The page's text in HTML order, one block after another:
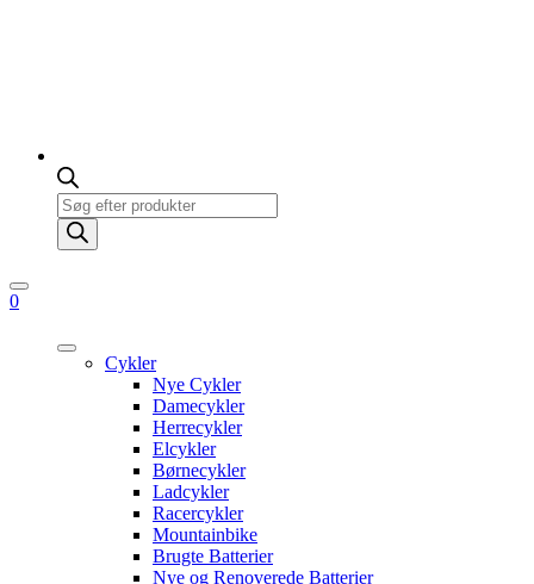
Products
search
0
Cykler
Nye Cykler
Damecykler
Herrecykler
Elcykler
Børnecykler
Ladcykler
Racercykler
Mountainbike
Brugte Batterier
Nye og Renoverede Batterier